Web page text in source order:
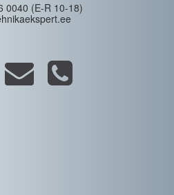
0040 (E-R 10-18)